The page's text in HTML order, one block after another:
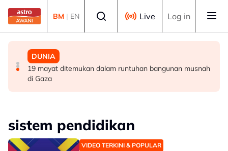
Skip to main content
BM | EN Live Log in
DUNIA
Keadaan Joe Biden makin lemah, kanser prostat
merebak ke tulang
DUNIA
Bau busuk makanan reput terus hantui penduduk Los
Angeles
DUNIA
19 mayat ditemukan dalam runtuhan bangunan musnah
di Gaza
sistem pendidikan
VIDEO TERKINI & POPULAR